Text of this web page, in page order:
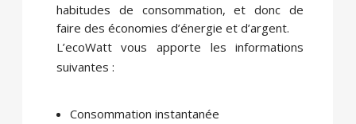
habitudes de consommation, et donc de
faire des économies d’énergie et d’argent.
L’ecoWatt vous apporte les informations
suivantes :
Consommation instantanée